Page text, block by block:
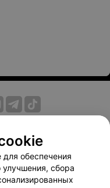
Способы оплаты
сервиса
обеспечения
улучшения, сбора